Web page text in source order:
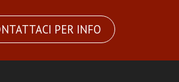
PER INFO